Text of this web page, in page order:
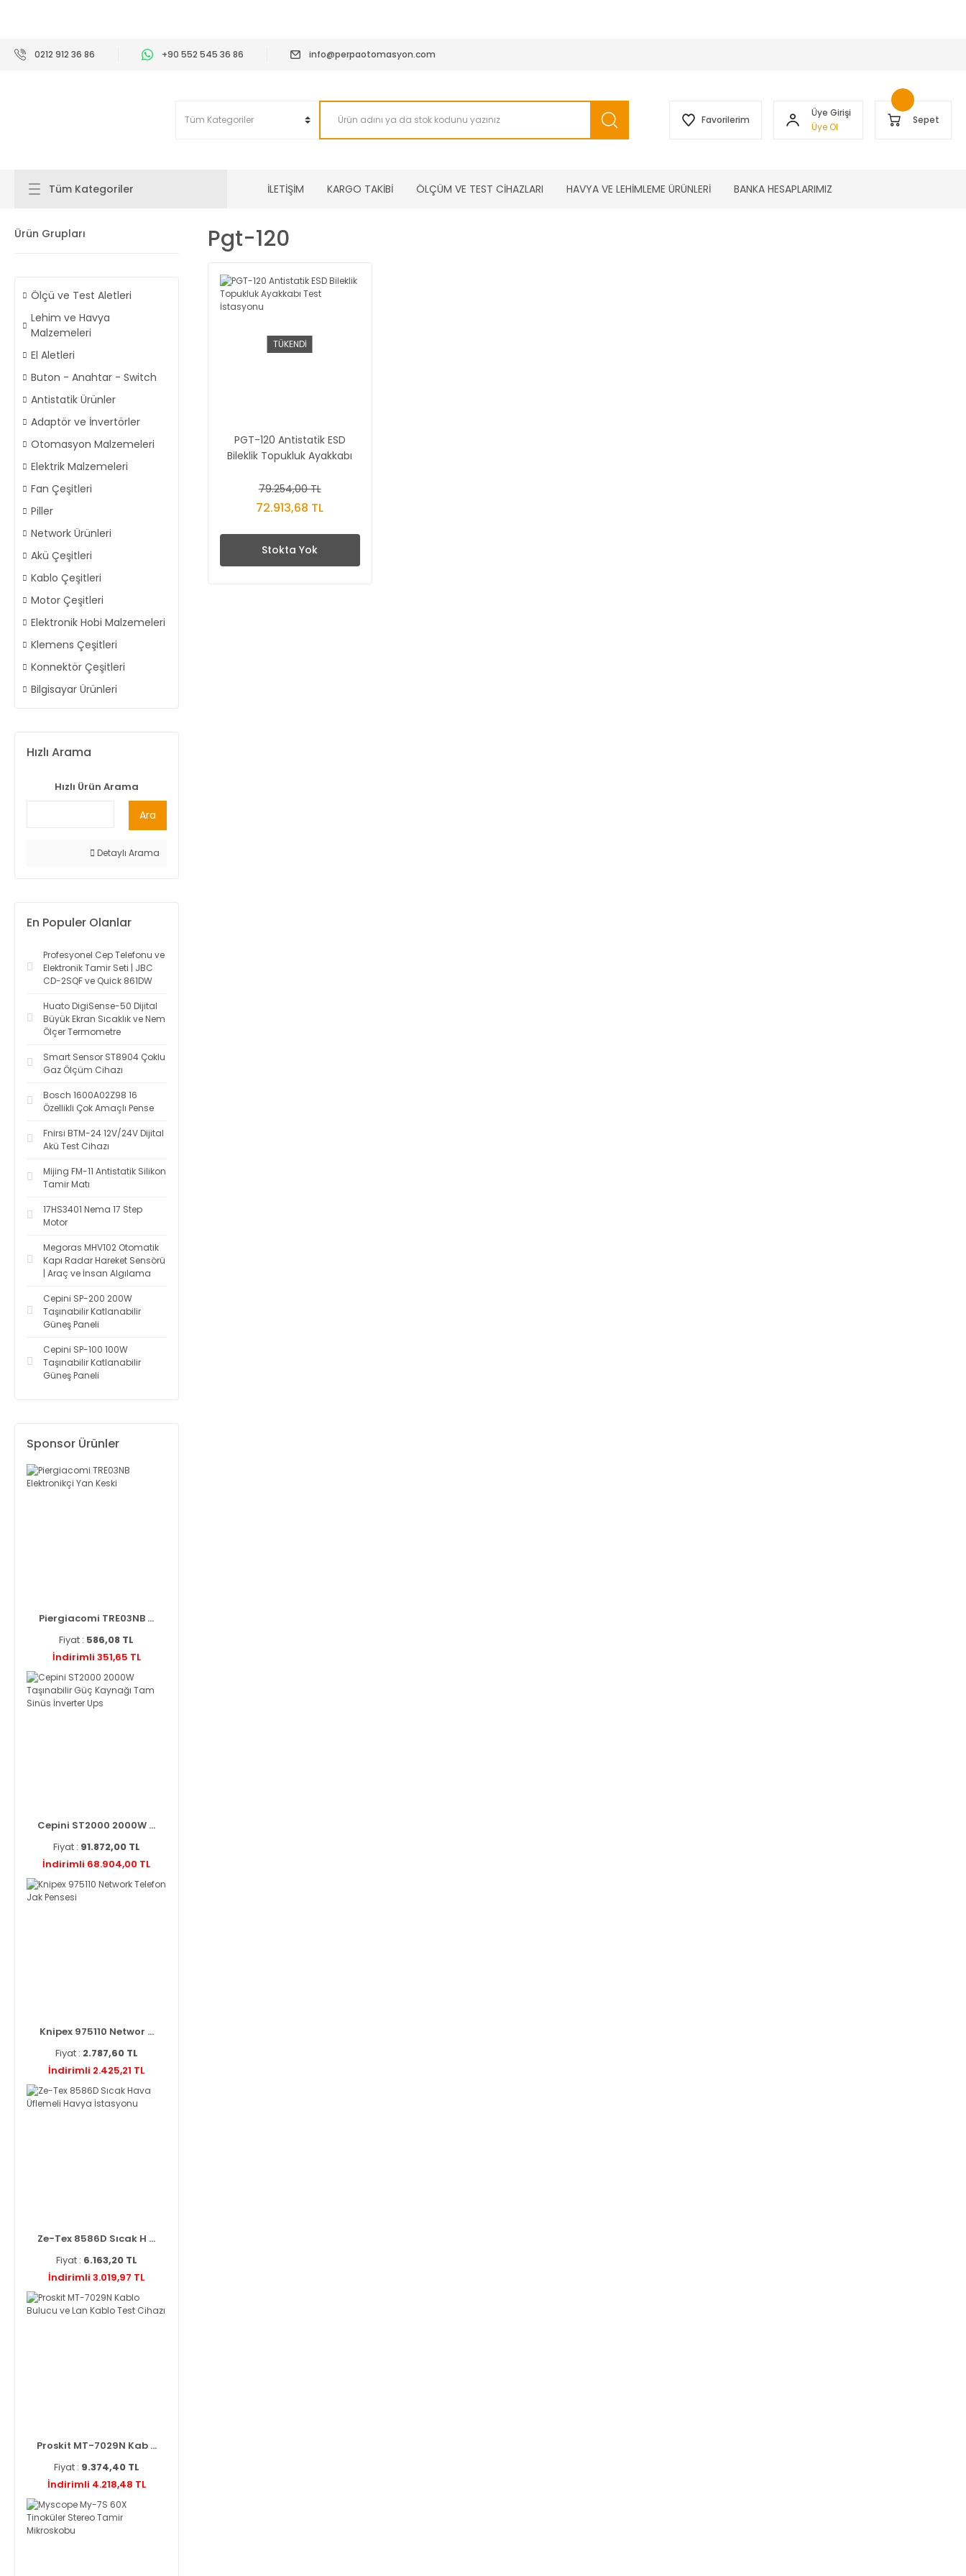
0212 912 36 86 +90 552 545 36 86 info@perpaotomasyon.com
Favorilerim
Üye Girişi
Üye Ol
Sepet
Tüm Kategoriler İLETİŞİM KARGO TAKİBİ ÖLÇÜM VE TEST CİHAZLARI HAVYA VE LEHİMLEME ÜRÜNLERİ BANKA HESAPLARIMIZ
Ürün Grupları
Ölçü ve Test Aletleri
Lehim ve Havya
Malzemeleri
El Aletleri
Buton - Anahtar - Switch
Antistatik Ürünler
Adaptör ve İnvertörler
Otomasyon Malzemeleri
Elektrik Malzemeleri
Fan Çeşitleri
Piller
Network Ürünleri
Akü Çeşitleri
Kablo Çeşitleri
Motor Çeşitleri
Elektronik Hobi Malzemeleri
Klemens Çeşitleri
Konnektör Çeşitleri
Bilgisayar Ürünleri
Hızlı Arama
Hızlı Ürün Arama
Ara
Detaylı Arama
En Populer Olanlar
Profesyonel Cep Telefonu ve
Elektronik Tamir Seti | JBC
CD-2SQF ve Quick 861DW
Huato DigiSense-50 Dijital
Büyük Ekran Sıcaklık ve Nem
Ölçer Termometre
Smart Sensor ST8904 Çoklu
Gaz Ölçüm Cihazı
Bosch 1600A02Z98 16
Özellikli Çok Amaçlı Pense
Fnirsi BTM-24 12V/24V Dijital
Akü Test Cihazı
Mijing FM-11 Antistatik Silikon
Tamir Matı
17HS3401 Nema 17 Step
Motor
Megoras MHV102 Otomatik
Kapı Radar Hareket Sensörü
| Araç ve İnsan Algılama
Cepini SP-200 200W
Taşınabilir Katlanabilir
Güneş Paneli
Cepini SP-100 100W
Taşınabilir Katlanabilir
Güneş Paneli
Sponsor Ürünler
Piergiacomi TRE03NB ...
Fiyat : 586,08 TL
İndirimli 351,65 TL
Cepini ST2000 2000W ...
Fiyat : 91.872,00 TL
İndirimli 68.904,00 TL
Knipex 975110 Networ ...
Fiyat : 2.787,60 TL
İndirimli 2.425,21 TL
Ze-Tex 8586D Sıcak H ...
Fiyat : 6.163,20 TL
İndirimli 3.019,97 TL
Proskit MT-7029N Kab ...
Fiyat : 9.374,40 TL
İndirimli 4.218,48 TL
Pgt-120
TÜKENDİ
PGT-120 Antistatik ESD
Bileklik Topukluk Ayakkabı
79.254,00 TL
72.913,68 TL
Stokta Yok